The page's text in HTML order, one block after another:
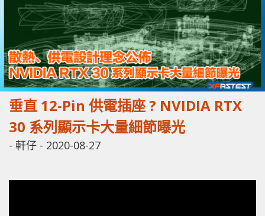
垂直 12-Pin 供電插座 ? NVIDIA RTX
30 系列顯示卡大量細節曝光
- 軒仔 - 2020-08-27